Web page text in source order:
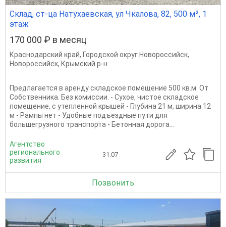
Склад, ст-ца Натухаевская, ул Чкалова, 82, 500 м², 1
этаж
170 000 ₽ в месяц
Краснодарский край, Городской округ Новороссийск,
Новороссийск, Крымский р-н
Предлагается в аренду складское помещение 500 кв.м. От
Собственника. Без комиссии. - Сухое, чистое складское
помещение, с утепленной крышей - Глубина 21 м, ширина 12
м - Рампы нет - Удобные подъездные пути для
большегрузного транспорта - Бетонная дорога...
Агентство
регионального
развития
31.07
Позвонить